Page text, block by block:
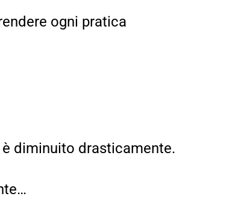
ogni pratica
diminuito drasticamente.